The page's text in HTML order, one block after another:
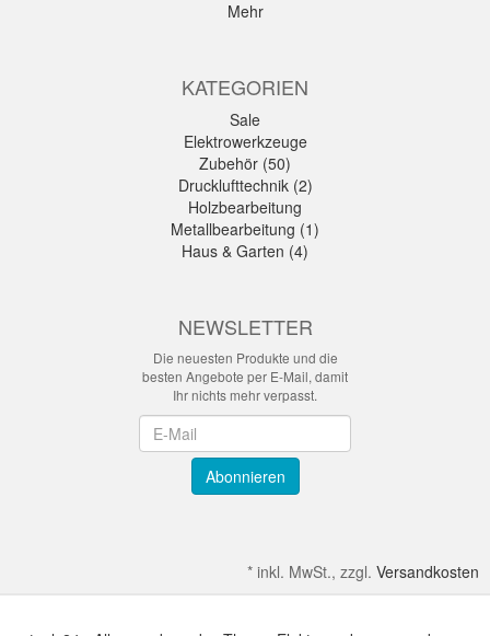
Mehr
KATEGORIEN
Sale
Elektrowerkzeuge
Zubehör (50)
Drucklufttechnik (2)
Holzbearbeitung
Metallbearbeitung (1)
Haus & Garten (4)
NEWSLETTER
Die neuesten Produkte und die
besten Angebote per E-Mail, damit
Ihr nichts mehr verpasst.
Abonnieren
* inkl. MwSt., zzgl. Versandkosten